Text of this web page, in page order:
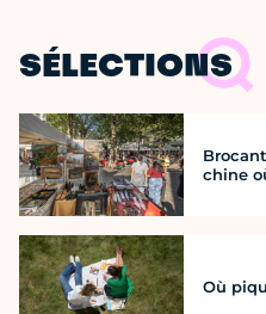
SÉLECTIONS
chine
Où